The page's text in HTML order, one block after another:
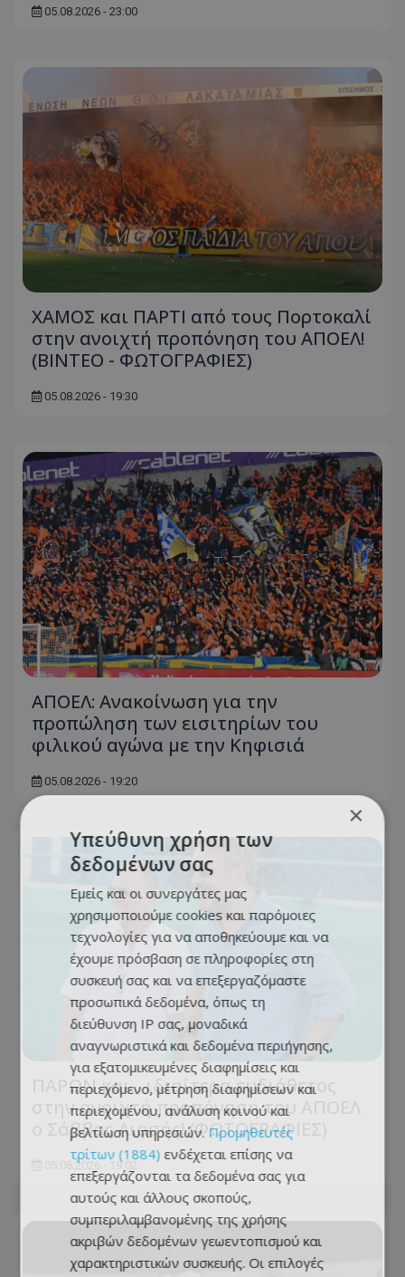
05.08.2026 - 23:00
ΧΑΜΟΣ και ΠΑΡΤΙ από τους Πορτοκαλί
στην ανοιχτή προπόνηση του ΑΠΟΕΛ!
(ΒΙΝΤΕΟ - ΦΩΤΟΓΡΑΦΙΕΣ)
05.08.2026 - 19:30
ΑΠΟΕΛ: Ανακοίνωση για την
προπώληση των εισιτηρίων του
φιλικού αγώνα με την Κηφισιά
05.08.2026 - 19:20
ΠΑΡΩΝ και... ιδιαίτερα ευδιάθετος
στην ανοιχτή προπόνηση του ΑΠΟΕΛ
ο Σάββας Λιασής! (ΦΩΤΟΓΡΑΦΙΕΣ)
05.08.2026 - 19:02
×
Υπεύθυνη χρήση των
δεδομένων σας
Εμείς και οι συνεργάτες μας
χρησιμοποιούμε cookies και παρόμοιες
τεχνολογίες για να αποθηκεύουμε και να
έχουμε πρόσβαση σε πληροφορίες στη
συσκευή σας και να επεξεργαζόμαστε
προσωπικά δεδομένα, όπως τη
διεύθυνση IP σας, μοναδικά
αναγνωριστικά και δεδομένα περιήγησης,
για εξατομικευμένες διαφημίσεις και
περιεχόμενο, μέτρηση διαφημίσεων και
περιεχομένου, ανάλυση κοινού και
βελτίωση υπηρεσιών. Προμηθευτές
τρίτων (1884) ενδέχεται επίσης να
επεξεργάζονται τα δεδομένα σας για
αυτούς και άλλους σκοπούς,
συμπεριλαμβανομένης της χρήσης
ακριβών δεδομένων γεωεντοπισμού και
χαρακτηριστικών συσκευής. Οι επιλογές